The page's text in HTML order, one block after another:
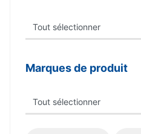
Marques de produit